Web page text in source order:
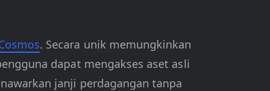
. Secara unik memungkinkan
dapat mengakses aset asli
janji perdagangan tanpa